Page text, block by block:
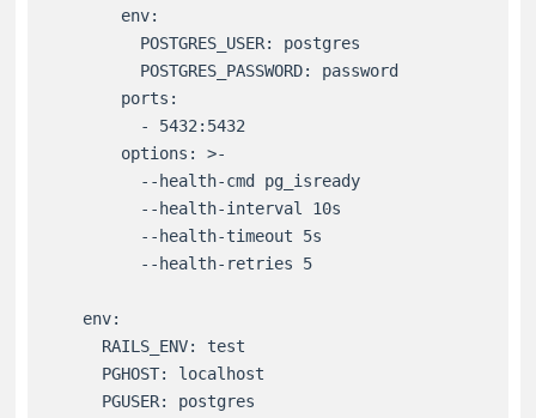
        env:
          POSTGRES_USER: postgres
          POSTGRES_PASSWORD: password
        ports:
          - 5432:5432
        options: >-
          --health-cmd pg_isready
          --health-interval 10s
          --health-timeout 5s
          --health-retries 5
    env:
      RAILS_ENV: test
      PGHOST: localhost
      PGUSER: postgres